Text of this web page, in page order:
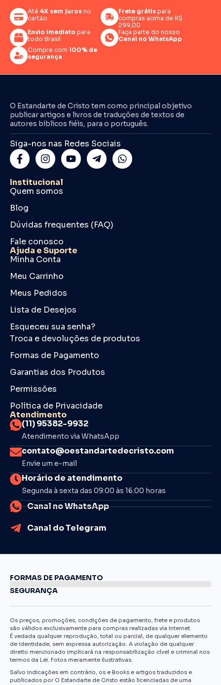
Até 4X sem juros no
cartão
Frete grátispara
compras acima de R$
299,00
Envio imediato para
todo Brasil
Faça parte do nosso
Canal no WhatsApp
Compre com 100% de
segurança
O Estandarte de Cristo tem como principal objetivo
publicar artigos e livros de traduções de textos de
autores bíblicos fiéis, para o português.
Siga-nos nas Redes Sociais
Institucional
Quem somos
Blog
Dúvidas frequentes (FAQ)
Fale conosco
Ajuda e Suporte
Minha Conta
Meu Carrinho
Meus Pedidos
Lista de Desejos
Esqueceu sua senha?
Troca e devoluções de produtos
Formas de Pagamento
Garantias dos Produtos
Permissões
Política de Privacidade
Atendimento
(11) 95382-9932
Atendimento via WhatsApp
contato@oestandartedecristo.com
Envie um e-mail
Horário de atendimento
Segunda à sexta das 09:00 às 16:00 horas
Canal no WhatsApp
Canal do Telegram
FORMAS DE PAGAMENTO
SEGURANÇA
Os preços, promoções, condições de pagamento, frete e produtos
são válidos exclusivamente para compras realizadas via internet.
É vedada qualquer reprodução, total ou parcial, de qualquer elemento
de identidade, sem expressa autorização. A violação de qualquer
direito mencionado implicará na responsabilização cível e criminal nos
termos da Lei. Fotos meramente ilustrativas.
Salvo indicações em contrário, os e Books e artigos traduzidos e
publicados por O Estandarte de Cristo estão licenciadas de uma